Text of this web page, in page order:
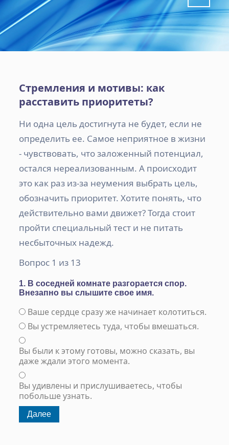
Стремления и мотивы: как
расставить приоритеты?
Ни одна цель достигнута не будет, если не
определить ее. Самое неприятное в жизни
- чувствовать, что заложенный потенциал,
остался нереализованным. А происходит
это как раз из-за неумения выбрать цель,
обозначить приоритет. Хотите понять, что
действительно вами движет? Тогда стоит
пройти специальный тест и не питать
несбыточных надежд.
Вопрос 1 из 13
1. В соседней комнате разгорается спор.
Внезапно вы слышите свое имя.
Ваше сердце сразу же начинает колотиться.
Вы устремляетесь туда, чтобы вмешаться.
Вы были к этому готовы, можно сказать, вы
даже ждали этого момента.
Вы удивлены и прислушиваетесь, чтобы
побольше узнать.